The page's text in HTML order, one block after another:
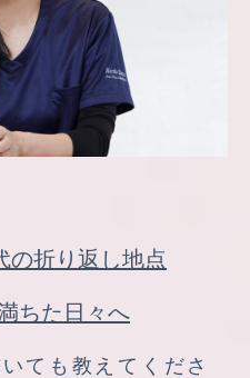
の折り返し地点
ちた日々へ
ても教えてくださ